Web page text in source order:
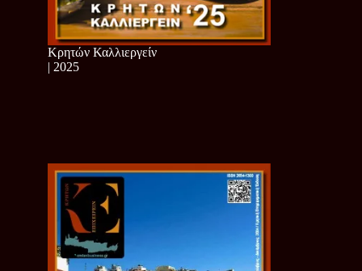
Κρητών Καλλιεργείν
| 2025